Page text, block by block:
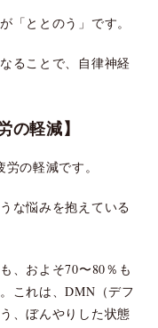
「ととのう」です。
ることで、自律神経
の軽減】
の軽減です。
な悩みを抱えている
、およそ70〜80％も
これは、DMN（デフ
、ぼんやりした状態